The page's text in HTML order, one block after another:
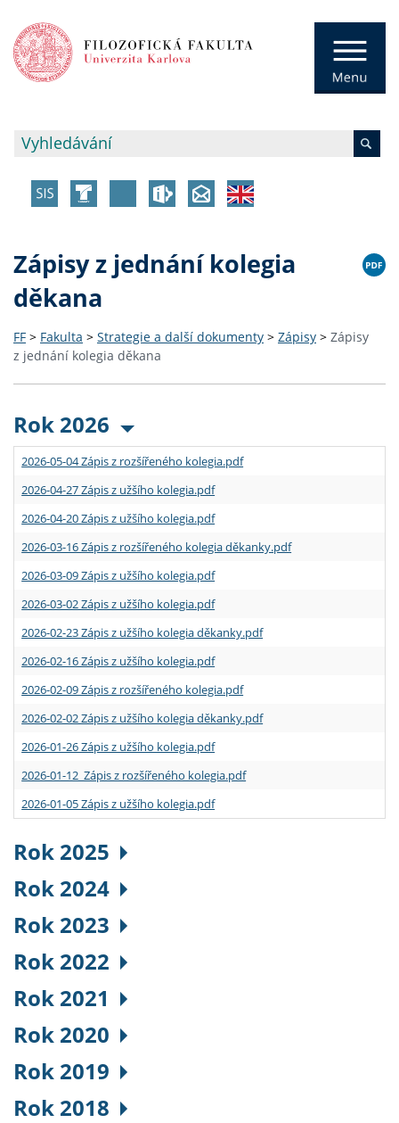
Zápisy z jednání kolegia
děkana
FF > Fakulta > Strategie a další dokumenty > Zápisy > Zápisy
z jednání kolegia děkana
Rok 2026
2026-05-04 Zápis z rozšířeného kolegia.pdf
2026-04-27 Zápis z užšího kolegia.pdf
2026-04-20 Zápis z užšího kolegia.pdf
2026-03-16 Zápis z rozšířeného kolegia děkanky.pdf
2026-03-09 Zápis z užšího kolegia.pdf
2026-03-02 Zápis z užšího kolegia.pdf
2026-02-23 Zápis z užšího kolegia děkanky.pdf
2026-02-16 Zápis z užšího kolegia.pdf
2026-02-09 Zápis z rozšířeného kolegia.pdf
2026-02-02 Zápis z užšího kolegia děkanky.pdf
2026-01-26 Zápis z užšího kolegia.pdf
2026-01-12 Zápis z rozšířeného kolegia.pdf
2026-01-05 Zápis z užšího kolegia.pdf
Rok 2025
Rok 2024
Rok 2023
Rok 2022
Rok 2021
Rok 2020
Rok 2019
Rok 2018